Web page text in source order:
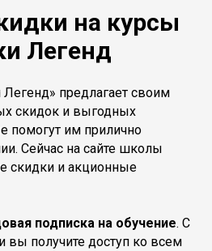
на курсы
Легенд
предлагает своим
скидок и выгодных
помогут им прилично
Сейчас на сайте школы
скидки и акционные
подписка на обучение. С
получите доступ ко всем